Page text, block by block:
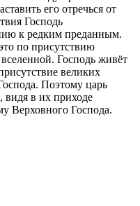
его отречься от
Господь
к редким преданным.
по присутствию
Господь живёт
великих
Поэтому царь
видя в их приходе
Верховного Господа.